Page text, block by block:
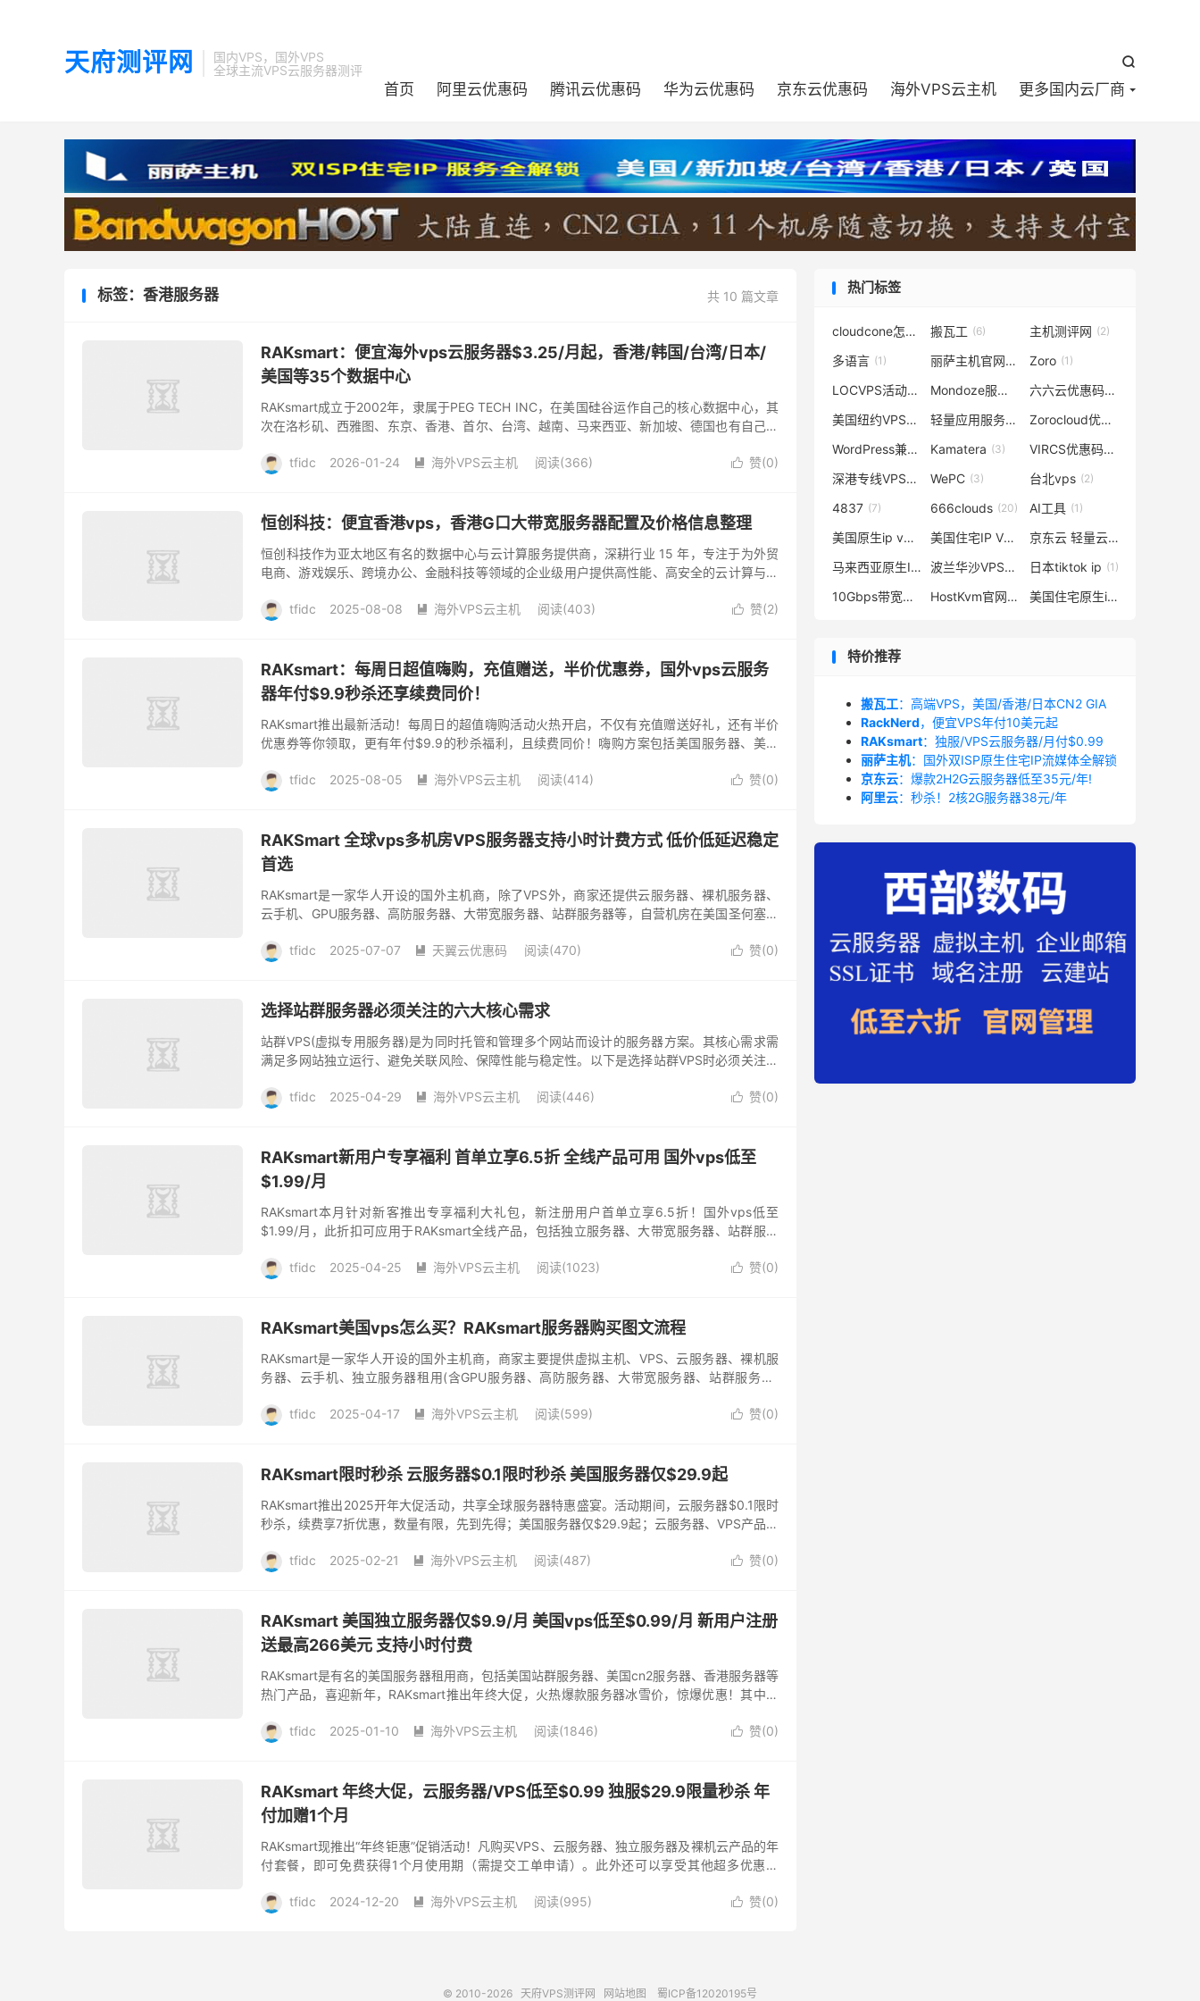
天府测评网
国内VPS，国外VPS
全球主流VPS云服务器测评

首页 阿里云优惠码 腾讯云优惠码 华为云优惠码 京东云优惠码 海外VPS云主机 更多国内云厂商
共 10 篇文章
标签：香港服务器
RAKsmart：便宜海外vps云服务器$3.25/月起，香港/韩国/台湾/日本/
美国等35个数据中心
RAKsmart成立于2002年，隶属于PEG TECH INC，在美国硅谷运作自己的核心数据中心，其
次在洛杉矶、西雅图、东京、香港、首尔、台湾、越南、马来西亚、新加坡、德国也有自己运
 赞(0)
tfidc 2026-01-24  海外VPS云主机 阅读(366)
恒创科技：便宜香港vps，香港G口大带宽服务器配置及价格信息整理
恒创科技作为亚太地区有名的数据中心与云计算服务提供商，深耕行业 15 年，专注于为外贸
电商、游戏娱乐、跨境办公、金融科技等领域的企业级用户提供高性能、高安全的云计算与互
 赞(2)
tfidc 2025-08-08  海外VPS云主机 阅读(403)
RAKsmart：每周日超值嗨购，充值赠送，半价优惠券，国外vps云服务
器年付$9.9秒杀还享续费同价！
RAKsmart推出最新活动！每周日的超值嗨购活动火热开启，不仅有充值赠送好礼，还有半价
优惠券等你领取，更有年付$9.9的秒杀福利，且续费同价！嗨购方案包括美国服务器、美国
 赞(0)
tfidc 2025-08-05  海外VPS云主机 阅读(414)
RAKSmart 全球vps多机房VPS服务器支持小时计费方式 低价低延迟稳定
首选
RAKsmart是一家华人开设的国外主机商，除了VPS外，商家还提供云服务器、裸机服务器、
云手机、GPU服务器、高防服务器、大带宽服务器、站群服务器等，自营机房在美国圣何塞、
 赞(0)
tfidc 2025-07-07  天翼云优惠码 阅读(470)
选择站群服务器必须关注的六大核心需求
站群VPS(虚拟专用服务器)是为同时托管和管理多个网站而设计的服务器方案。其核心需求需
满足多网站独立运行、避免关联风险、保障性能与稳定性。以下是选择站群VPS时必须关注的
 赞(0)
tfidc 2025-04-29  海外VPS云主机 阅读(446)
RAKsmart新用户专享福利 首单立享6.5折 全线产品可用 国外vps低至
$1.99/月
RAKsmart本月针对新客推出专享福利大礼包，新注册用户首单立享6.5折！国外vps低至
$1.99/月，此折扣可应用于RAKsmart全线产品，包括独立服务器、大带宽服务器、站群服务
 赞(0)
tfidc 2025-04-25  海外VPS云主机 阅读(1023)
RAKsmart美国vps怎么买？RAKsmart服务器购买图文流程
RAKsmart是一家华人开设的国外主机商，商家主要提供虚拟主机、VPS、云服务器、裸机服
务器、云手机、独立服务器租用(含GPU服务器、高防服务器、大带宽服务器、站群服务器)
 赞(0)
tfidc 2025-04-17  海外VPS云主机 阅读(599)
RAKsmart限时秒杀 云服务器$0.1限时秒杀 美国服务器仅$29.9起
RAKsmart推出2025开年大促活动，共享全球服务器特惠盛宴。活动期间，云服务器$0.1限时
秒杀，续费享7折优惠，数量有限，先到先得；美国服务器仅$29.9起；云服务器、VPS产品低
 赞(0)
tfidc 2025-02-21  海外VPS云主机 阅读(487)
RAKsmart 美国独立服务器仅$9.9/月 美国vps低至$0.99/月 新用户注册
送最高266美元 支持小时付费
RAKsmart是有名的美国服务器租用商，包括美国站群服务器、美国cn2服务器、香港服务器等
热门产品，喜迎新年，RAKsmart推出年终大促，火热爆款服务器冰雪价，惊爆优惠！其中配
 赞(0)
tfidc 2025-01-10  海外VPS云主机 阅读(1846)
RAKsmart 年终大促，云服务器/VPS低至$0.99 独服$29.9限量秒杀 年
付加赠1个月
RAKsmart现推出“年终钜惠”促销活动！凡购买VPS、云服务器、独立服务器及裸机云产品的年
付套餐，即可免费获得1个月使用期（需提交工单申请）。此外还可以享受其他超多优惠折
 赞(0)
tfidc 2024-12-20  海外VPS云主机 阅读(995)
热门标签
cloudcone怎么样 (2)
搬瓦工 (6) 主机测评网 (2)
多语言 (1) 丽萨主机官网(2) Zoro (1)
LOCVPS活动
(1) Mondoze服务器 (1) 六六云优惠码
(5)
美国纽约VPS
(2) 轻量应用服务器 (1) Zorocloud优惠码
WordPress兼容 (1)
Kamatera (3) VIRCS优惠码
(1)
深港专线VPS
(1) WePC (3) 台北vps (2)
4837 (7) 666clouds (20) AI工具 (1)
美国原生ip vps (2) 美国住宅IP VPS (36) 京东云 轻量云主机
马来西亚原生IP服务器 (1) 波兰华沙VPS测评洛 (2)
日本tiktok ip (1)
10Gbps带宽服务器 (2) HostKvm官网
(1) 美国住宅原生ip
特价推荐
搬瓦工：高端VPS，美国/香港/日本CN2 GIA
RackNerd，便宜VPS年付10美元起
RAKsmart：独服/VPS云服务器/月付$0.99
丽萨主机：国外双ISP原生住宅IP流媒体全解锁
京东云：爆款2H2G云服务器低至35元/年!
阿里云：秒杀！2核2G服务器38元/年
© 2010-2026 天府VPS测评网 网站地图 蜀ICP备12020195号